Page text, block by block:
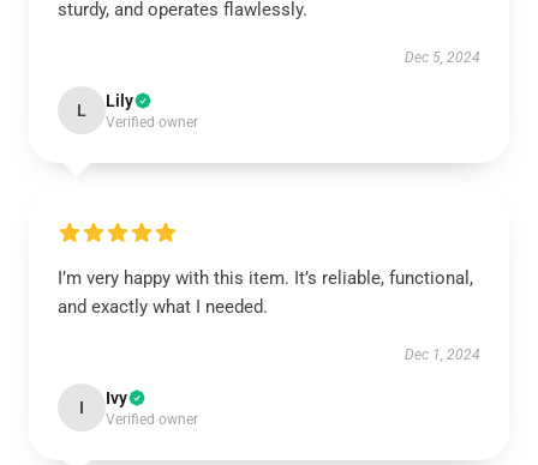
sturdy, and operates flawlessly.
Dec 5, 2024
L Lily
Verified owner
I’m very happy with this item. It’s reliable, functional,
and exactly what I needed.
Dec 1, 2024
I Ivy
Verified owner